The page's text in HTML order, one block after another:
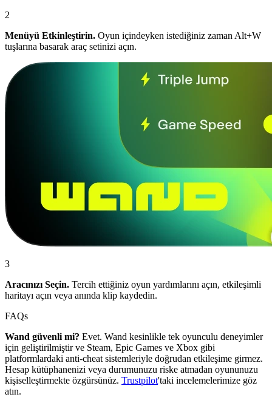
2
Menüyü Etkinleştirin. Oyun içindeyken istediğiniz zaman Alt+W
tuşlarına basarak araç setinizi açın.
3
Aracınızı Seçin. Tercih ettiğiniz oyun yardımlarını açın, etkileşimli
haritayı açın veya anında klip kaydedin.
FAQs
Wand güvenli mi? Evet. Wand kesinlikle tek oyunculu deneyimler
için geliştirilmiştir ve Steam, Epic Games ve Xbox gibi
platformlardaki anti-cheat sistemleriyle doğrudan etkileşime girmez.
Hesap kütüphanenizi veya durumunuzu riske atmadan oyununuzu
kişiselleştirmekte özgürsünüz. Trustpilot'taki incelemelerimize göz
atın.